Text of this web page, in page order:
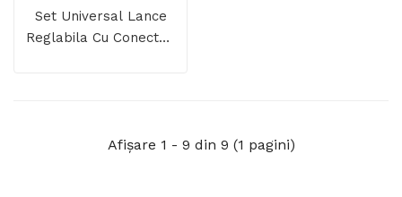
Set Universal Lance
Reglabila Cu Conectori
Afişare 1 - 9 din 9 (1 pagini)